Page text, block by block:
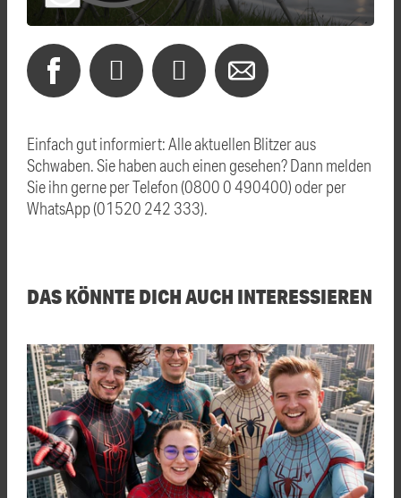
Einfach gut informiert: Alle aktuellen Blitzer aus
Schwaben. Sie haben auch einen gesehen? Dann melden
Sie ihn gerne per Telefon (0800 0 490400) oder per
WhatsApp (01520 242 333).
DAS KÖNNTE DICH AUCH INTERESSIEREN